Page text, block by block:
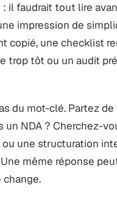
il faudrait tout lire
impression de
copié, une checklist
trop tôt ou un audit
du mot-clé. Partez
NDA ? Cherchez-
une structuration
même réponse